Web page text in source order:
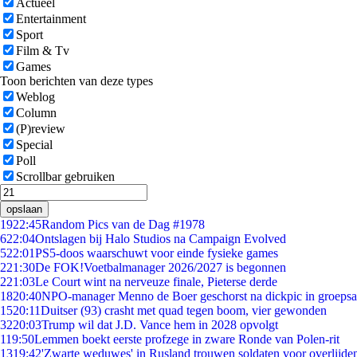
Actueel
Entertainment
Sport
Film & Tv
Games
Toon berichten van deze types
Weblog
Column
(P)review
Special
Poll
Scrollbar gebruiken
opslaan
1922:45Random Pics van de Dag #1978
622:04Ontslagen bij Halo Studios na Campaign Evolved
522:01PS5-doos waarschuwt voor einde fysieke games
221:30De FOK!Voetbalmanager 2026/2027 is begonnen
221:03Le Court wint na nerveuze finale, Pieterse derde
1820:40NPO-manager Menno de Boer geschorst na dickpic in
1520:11Duitser (93) crasht met quad tegen boom, vier gewonden
3220:03Trump wil dat J.D. Vance hem in 2028 opvolgt
119:50Lemmen boekt eerste profzege in zware Ronde van Polen-rit
1319:42'Zwarte weduwes' in Rusland trouwen soldaten voor